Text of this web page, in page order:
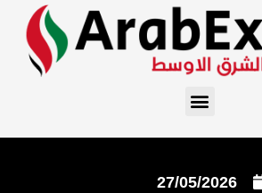
27/05/2026